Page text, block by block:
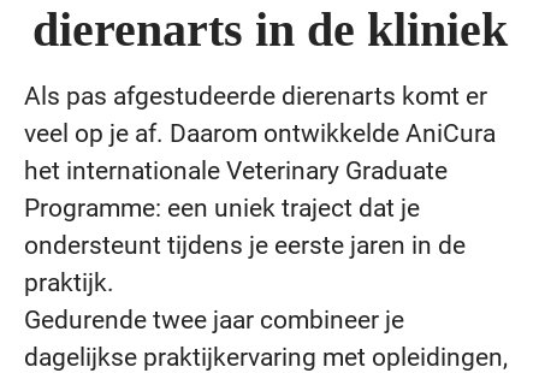
dierenarts in de kliniek
Als pas afgestudeerde dierenarts komt er
veel op je af. Daarom ontwikkelde AniCura
het internationale Veterinary Graduate
Programme: een uniek traject dat je
ondersteunt tijdens je eerste jaren in de
praktijk.
Gedurende twee jaar combineer je
dagelijkse praktijkervaring met opleidingen,